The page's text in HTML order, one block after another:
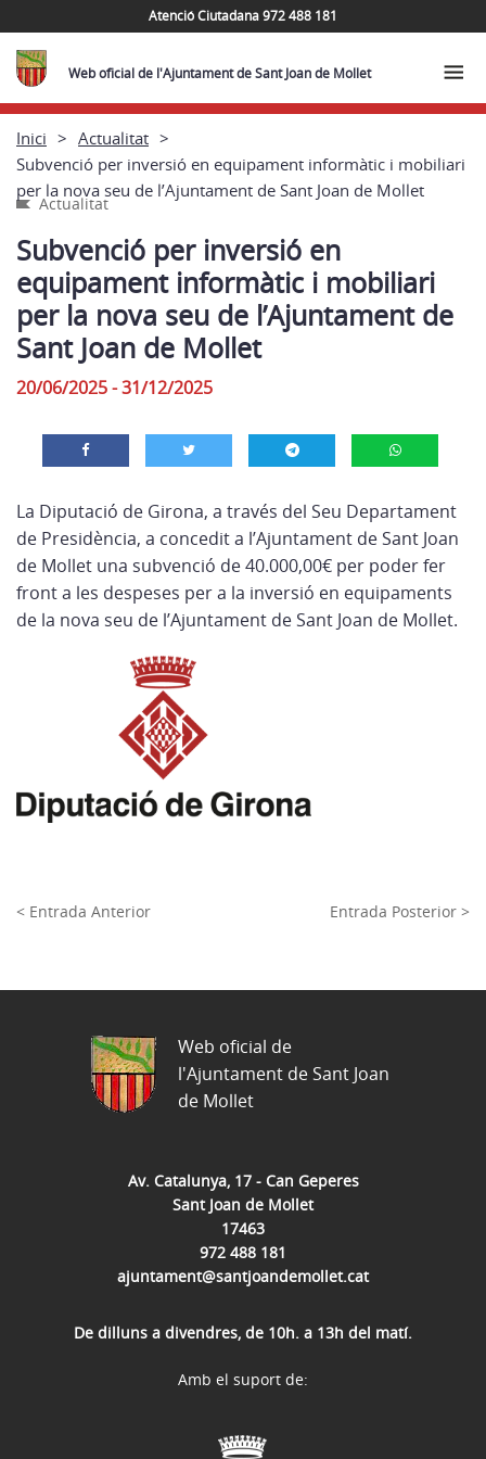
Atenció Ciutadana 972 488 181
Web oficial de l'Ajuntament de Sant Joan de Mollet
Inici
Actualitat
Subvenció per inversió en equipament informàtic i mobiliari
per la nova seu de l’Ajuntament de Sant Joan de Mollet
Actualitat
Subvenció per inversió en
equipament informàtic i mobiliari
per la nova seu de l’Ajuntament de
Sant Joan de Mollet
20/06/2025 - 31/12/2025
La Diputació de Girona, a través del Seu Departament
de Presidència, a concedit a l’Ajuntament de Sant Joan
de Mollet una subvenció de 40.000,00€ per poder fer
front a les despeses per a la inversió en equipaments
de la nova seu de l’Ajuntament de Sant Joan de Mollet.
< Entrada Anterior Entrada Posterior >
Av. Catalunya, 17 - Can Geperes
Sant Joan de Mollet
17463
972 488 181
ajuntament@santjoandemollet.cat
De dilluns a divendres, de 10h. a 13h del matí.
Web oficial de
l'Ajuntament de Sant Joan
de Mollet
Amb el suport de: